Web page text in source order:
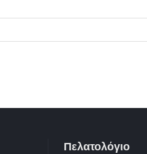
Πελατολόγιο